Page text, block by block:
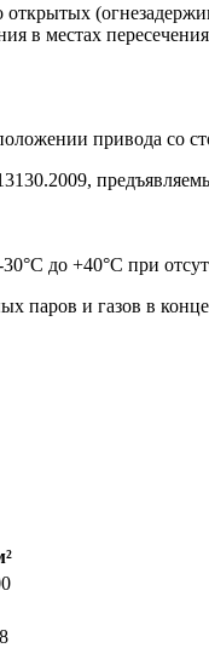
открытых
в местах
привода со
до +40°С при
паров и газов в